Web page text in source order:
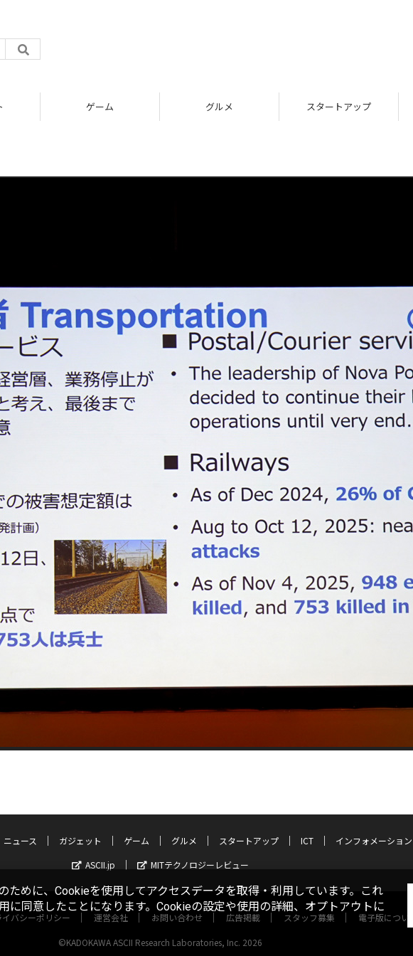
ゲーム グルメ スタートアップ
ニュース ガジェット ゲーム グルメ スタートアップ ICT
インフォメーション
ASCII.jp
MITテクノロジーレビュー
イバシーポリシー 運営会社 お問い合わせ 広告掲載 スタッフ募集 電子版について
©KADOKAWA ASCII Research Laboratories, Inc. 2026
ために、Cookieを使用してアクセスデータを取得・利用しています。これ
に同意したことになります。Cookieの設定や使用の詳細、オプトアウトに